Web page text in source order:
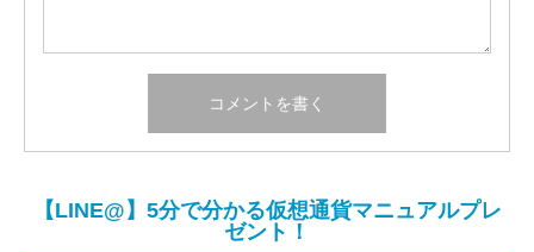
【LINE@】5分で分かる仮想通貨マニュアルプレ
ゼント！